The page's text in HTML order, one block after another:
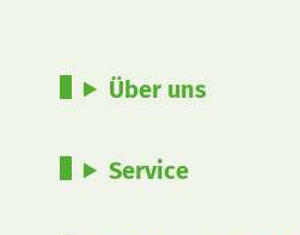
Über uns
Service